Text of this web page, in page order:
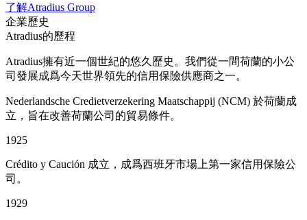
了解Atradius Group
企業歷史
Atradius的歷程
Atradius擁有近一個世紀的悠久歷史。我們從一間荷蘭的小公
司發展成爲今天世界領先的信用保險供應商之一。
Nederlandsche Credietverzekering Maatschappij (NCM) 於荷蘭成
立，旨在改善荷蘭公司的貿易條件。
1925
Crédito y Caución 成立，成爲西班牙市場上第一家信用保險公
司。
1929